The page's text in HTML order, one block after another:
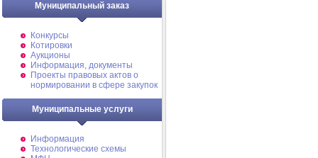
Муниципальный заказ
Конкурсы
Котировки
Аукционы
Информация, документы
Проекты правовых актов о
нормировании в сфере закупок
Муниципальные услуги
Информация
Технологические схемы